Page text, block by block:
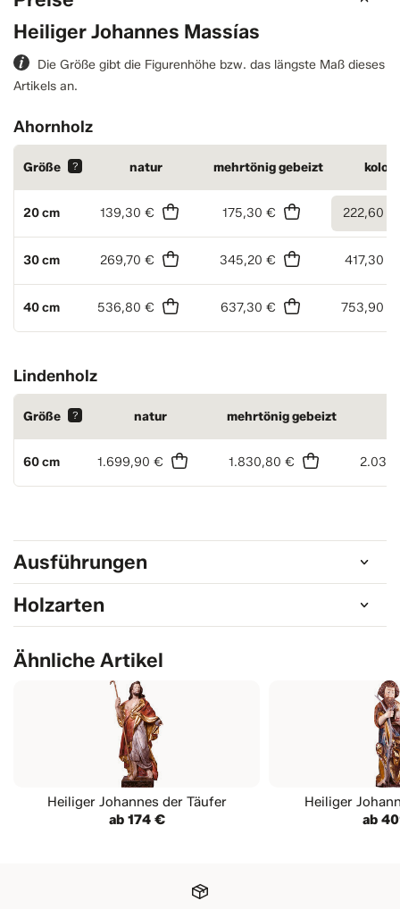
Heiliger Johannes Massías
Die Größe gibt die Figurenhöhe bzw. das längste Maß dieses
Artikels an.
Ahornholz
Größe ? natur mehrtönig gebeizt
20 cm 139,30 € 175,30 € 222,60 €
30 cm 269,70 € 345,20 € 417,30 €
40 cm 536,80 € 637,30 € 753,90 €
Lindenholz
Größe ? natur mehrtönig gebeizt
60 cm 1.699,90 € 1.830,80 €
Ausführungen
Holzarten
Ähnliche Artikel
Heiliger Johannes der Täufer
ab 174 €
Heiliger
ab